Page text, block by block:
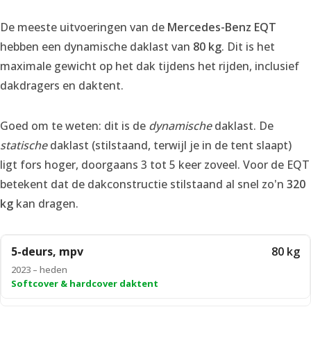
De meeste uitvoeringen van de Mercedes-Benz EQT
hebben een dynamische daklast van 80 kg. Dit is het
maximale gewicht op het dak tijdens het rijden, inclusief
dakdragers en daktent.
Goed om te weten: dit is de dynamischedaklast. De
statischedaklast (stilstaand, terwijl je in de tent slaapt)
ligt fors hoger, doorgaans 3 tot 5 keer zoveel. Voor de EQT
betekent dat de dakconstructie stilstaand al snel zo'n 320
kg kan dragen.
5-deurs, mpv
2023 – heden
80 kg
Softcover & hardcover daktent